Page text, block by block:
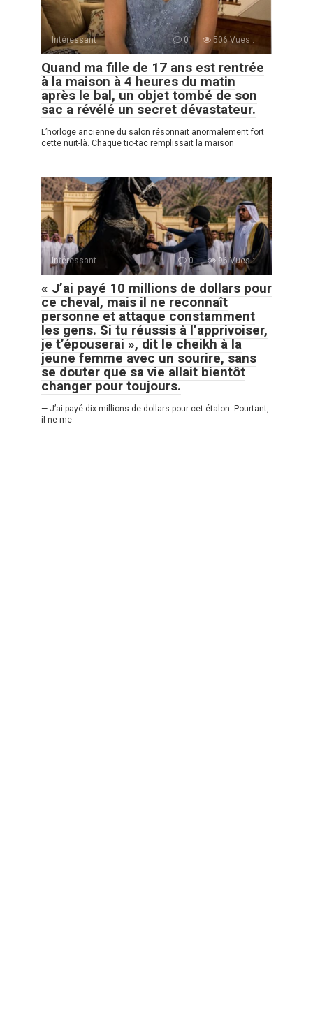
Intéressant 0 506 Vues :
Quand ma fille de 17 ans est rentrée
à la maison à 4 heures du matin
après le bal, un objet tombé de son
sac a révélé un secret dévastateur.
L’horloge ancienne du salon résonnait anormalement fort
cette nuit-là. Chaque tic-tac remplissait la maison
Intéressant 0 96 Vues :
« J’ai payé 10 millions de dollars pour
ce cheval, mais il ne reconnaît
personne et attaque constamment
les gens. Si tu réussis à l’apprivoiser,
je t’épouserai », dit le cheikh à la
jeune femme avec un sourire, sans
se douter que sa vie allait bientôt
changer pour toujours.
— J’ai payé dix millions de dollars pour cet étalon. Pourtant,
il ne me